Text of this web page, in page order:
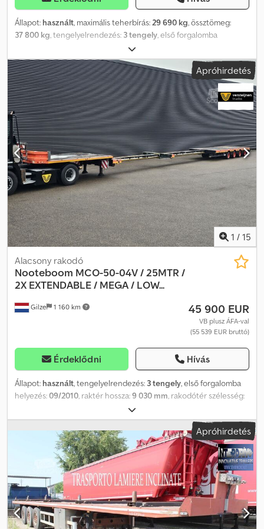
bevonattal kezelve
Állapot: használt, maximális teherbírás:29 690 kg, össztömeg:
37 800 kg, tengelyelrendezés: 3 tengely, első forgalomba
2002
mélyágyas pótkocsi Meusburger MPG 3 Credpfowrvubox Aa Ujf
Méretek: Hossz: 13,90 m, Szélesség: 2,55 m (hátsó állóoszlopoknál
3,50 m), Magasság: 4 m Rakodási méretek: Rakfelület magassága:
80 cm, Mélyágy belmagasság: 3,20 m, Mélyágy–hattyúnyak közötti
távolság: 67 cm, Hattyúnyak belmagasság: 2,53 m Állapot: Korának
megfelelő, jó állapot Gumizás: 205/65R17.5, 50–70%
Apróhirdetés
1 / 15
Gilze 1 160 km
Alacsony rakodó
Nooteboom MCO-50-04V / 25MTR /
2X EXTENDABLE / MEGA / LOW...
45 900 EUR
VB plusz ÁFA-val
(55 539 EUR bruttó)
Érdeklődni Hívás
Állapot: használt, tengelyelrendezés: 3 tengely, első forgalomba
helyezés:09/2010, raktér hossza:9 030 mm, rakodótér szélesség:
820 mm
teljes szélesség:2 540 mm, felfüggesztés:levegő, abroncs méret:
205/65R17.5, tengelytáv:8 630 mm, szín:piros, Gyártási év:2010,
Felszereltség:ABS, Nooteboom MCO-50-04V 4 irányítható
tengely. BPW tengely. Távirányítású kormányzás, kábelen keresztül.
Credeyf A Srepfx Aa Ujf 95 cm-es vonófej magasság. Teljes hossza
kinyújtva: 26,53 m. Rakodófelület: 903 cm + 650 cm + 650 cm.
Rakodási magasság (terhelve): 82,5 cm. = További információk =
Tengelykonfiguráció Gumiabroncs mérete: 205/65R17.5 Fékek:
Dobfékek Felfüggesztés: Légrugó Hátsó tengely 1: Páros gumik;
Apróhirdetés